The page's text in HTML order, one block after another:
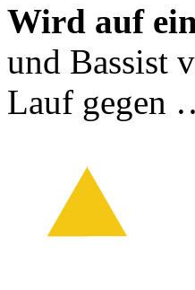
Wird auf
und Bassist
Lauf gegen